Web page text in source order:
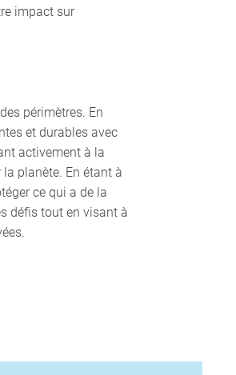
impact sur
périmètres. En
et durables avec
activement à la
planète. En étant à
ce qui a de la
défis tout en visant à